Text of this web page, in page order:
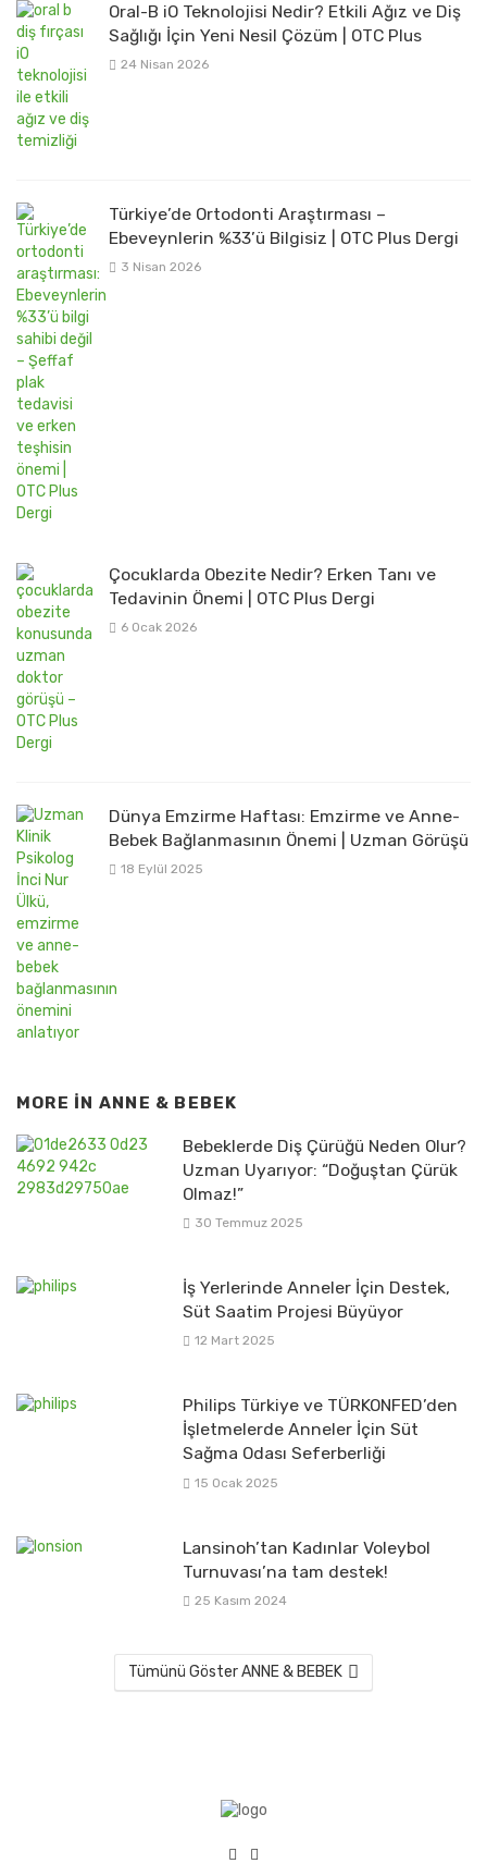
Oral-B iO Teknolojisi Nedir? Etkili Ağız ve Diş
Sağlığı İçin Yeni Nesil Çözüm | OTC Plus
24 Nisan 2026
Türkiye’de Ortodonti Araştırması –
Ebeveynlerin %33’ü Bilgisiz | OTC Plus Dergi
3 Nisan 2026
Çocuklarda Obezite Nedir? Erken Tanı ve
Tedavinin Önemi | OTC Plus Dergi
6 Ocak 2026
Dünya Emzirme Haftası: Emzirme ve Anne-
Bebek Bağlanmasının Önemi | Uzman Görüşü
18 Eylül 2025
MORE IN ANNE & BEBEK
Bebeklerde Diş Çürüğü Neden Olur?
Uzman Uyarıyor: “Doğuştan Çürük
Olmaz!”
30 Temmuz 2025
İş Yerlerinde Anneler İçin Destek,
Süt Saatim Projesi Büyüyor
12 Mart 2025
Philips Türkiye ve TÜRKONFED’den
İşletmelerde Anneler İçin Süt
Sağma Odası Seferberliği
15 Ocak 2025
Lansinoh’tan Kadınlar Voleybol
Turnuvası’na tam destek!
25 Kasım 2024
Tümünü Göster ANNE & BEBEK